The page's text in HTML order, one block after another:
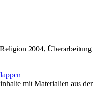
2004, Überarbeitung
mit Materialien aus der